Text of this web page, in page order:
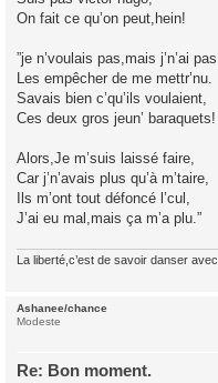
s
a
On fait ce qu’on peut,hein!
”je n’voulais pas,mais j’n’ai
Les empêcher de me mettr’nu.
Savais bien c’qu’ils voulaient,
Ces deux gros jeun’ baraquets!
Alors,Je m’suis laissé faire,
Car j’n’avais plus qu’à m’taire,
Ils m’ont tout défoncé l’cul,
J’ai eu mal,mais ça m’a plu.”
La liberté,c’est de savoir danser
Ashanee/chance
Modeste
Re: Bon moment.